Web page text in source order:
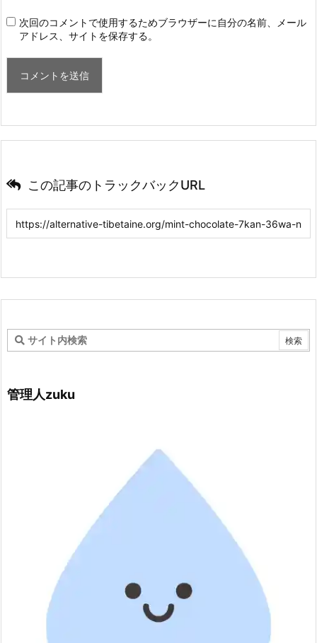
次回のコメントで使用するためブラウザーに自分の名前、メール
アドレス、サイトを保存する。
この記事のトラックバックURL
管理人zuku